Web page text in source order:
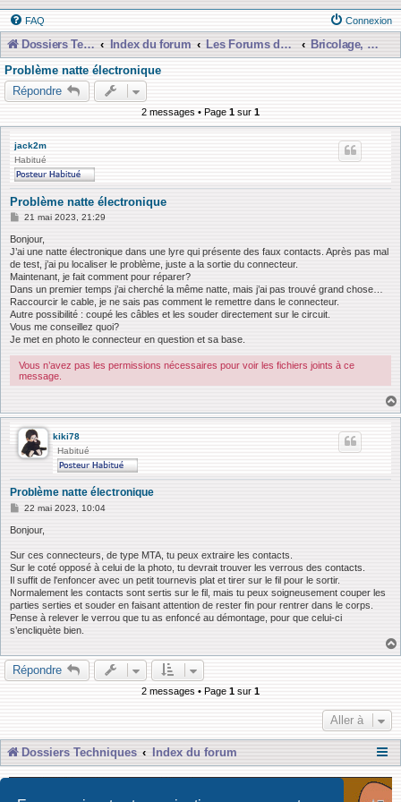
FAQ Connexion
Dossiers Techniques Index du forum Les Forums de Discussions
Bricolage, Dépannage, Construction
Problème natte électronique
Répondre
2 messages • Page 1 sur 1
jack2m
Habitué
Problème natte électronique
M
s
s
a
g
e
21 mai 2023, 21:29
Bonjour,
J’ai une natte électronique dans une lyre qui présente des faux contacts. Après pas mal
de test, j’ai pu localiser le problème, juste a la sortie du connecteur.
Maintenant, je fait comment pour réparer?
Dans un premier temps j’ai cherché la même natte, mais j’ai pas trouvé grand chose…
Raccourcir le cable, je ne sais pas comment le remettre dans le connecteur.
Autre possibilité : coupé les câbles et les souder directement sur le circuit.
Vous me conseillez quoi?
Je met en photo le connecteur en question et sa base.
Vous n’avez pas les permissions nécessaires pour voir les fichiers joints à ce
message.
kiki78
Habitué
Problème natte électronique
M
s
g
e
22 mai 2023, 10:04
Bonjour,
Sur ces connecteurs, de type MTA, tu peux extraire les contacts.
Sur le coté opposé à celui de la photo, tu devrait trouver les verrous des contacts.
Il suffit de l'enfoncer avec un petit tournevis plat et tirer sur le fil pour le sortir.
Normalement les contacts sont sertis sur le fil, mais tu peux soigneusement couper les
parties serties et souder en faisant attention de rester fin pour rentrer dans le corps.
Pense à relever le verrou que tu as enfoncé au démontage, pour que celui-ci
s’encliquète bien.
Répondre
2 messages • Page 1 sur 1
Aller à
Dossiers Techniques Index du forum